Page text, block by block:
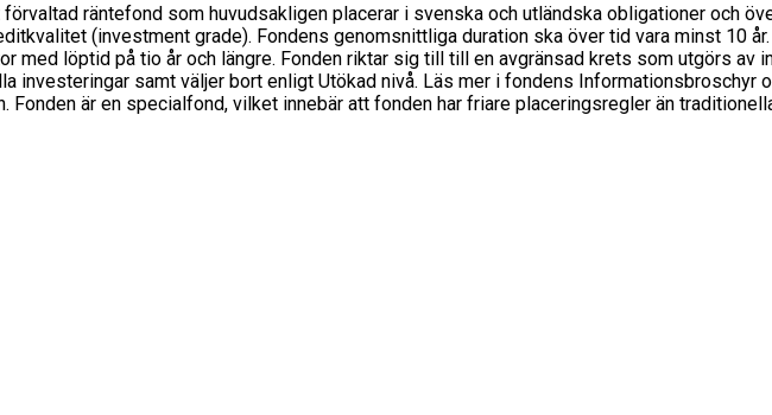
räntefond som huvudsakligen placerar i svenska och utländska obligationer och
(investment grade). Fondens genomsnittliga duration ska över tid vara minst 10
med löptid på tio år och längre. Fonden riktar sig till till en avgränsad krets som utgörs av
investeringar samt väljer bort enligt Utökad nivå. Läs mer i fondens Informationsbroschyr
är en specialfond, vilket innebär att fonden har friare placeringsregler än